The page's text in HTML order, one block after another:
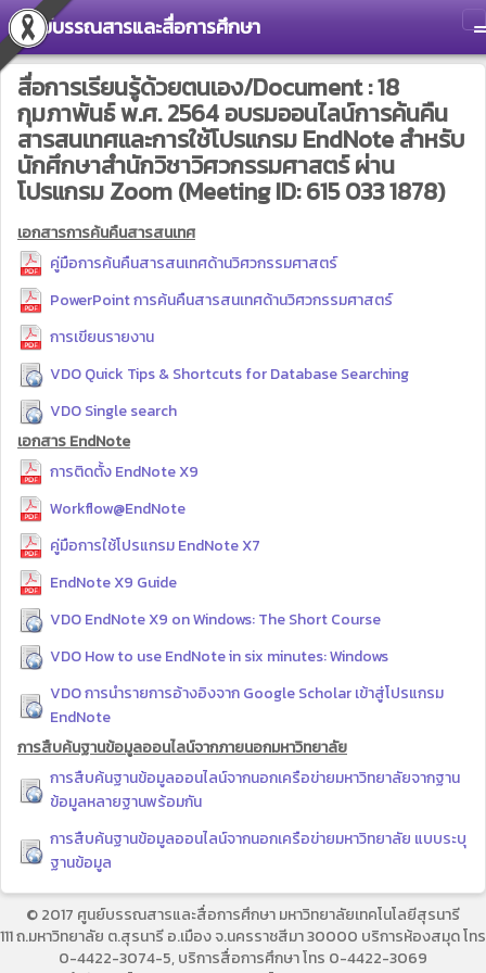
ศูนย์บรรณสารและสื่อการศึกษา
สื่อการเรียนรู้ด้วยตนเอง/Document : 18
กุมภาพันธ์ พ.ศ. 2564 อบรมออนไลน์การค้นคืน
สารสนเทศและการใช้โปรแกรม EndNote สำหรับ
นักศึกษาสำนักวิชาวิศวกรรมศาสตร์ ผ่าน
โปรแกรม Zoom (Meeting ID: 615 033 1878)
เอกสารการค้นคืนสารสนเทศ
คู่มือการค้นคืนสารสนเทศด้านวิศวกรรมศาสตร์
PowerPoint การค้นคืนสารสนเทศด้านวิศวกรรมศาสตร์
การเขียนรายงาน
VDO Quick Tips & Shortcuts for Database Searching
VDO Single search
เอกสาร EndNote
การติดตั้ง EndNote X9
Workflow@EndNote
คู่มือการใช้โปรแกรม EndNote X7
EndNote X9 Guide
VDO EndNote X9 on Windows: The Short Course
VDO How to use EndNote in six minutes: Windows
VDO การนำรายการอ้างอิงจาก Google Scholar เข้าสู่โปรแกรม
EndNote
การสืบค้นฐานข้อมูลออนไลน์จากภายนอกมหาวิทยาลัย
การสืบค้นฐานข้อมูลออนไลน์จากนอกเครือข่ายมหาวิทยาลัยจากฐาน
ข้อมูลหลายฐานพร้อมกัน
การสืบค้นฐานข้อมูลออนไลน์จากนอกเครือข่ายมหาวิทยาลัย แบบระบุ
ฐานข้อมูล
© 2017 ศูนย์บรรณสารและสื่อการศึกษา มหาวิทยาลัยเทคโนโลยีสุรนารี
111 ถ.มหาวิทยาลัย ต.สุรนารี อ.เมือง จ.นครราชสีมา 30000 บริการห้องสมุด โทร
0-4422-3074-5, บริการสื่อการศึกษา โทร 0-4422-3069